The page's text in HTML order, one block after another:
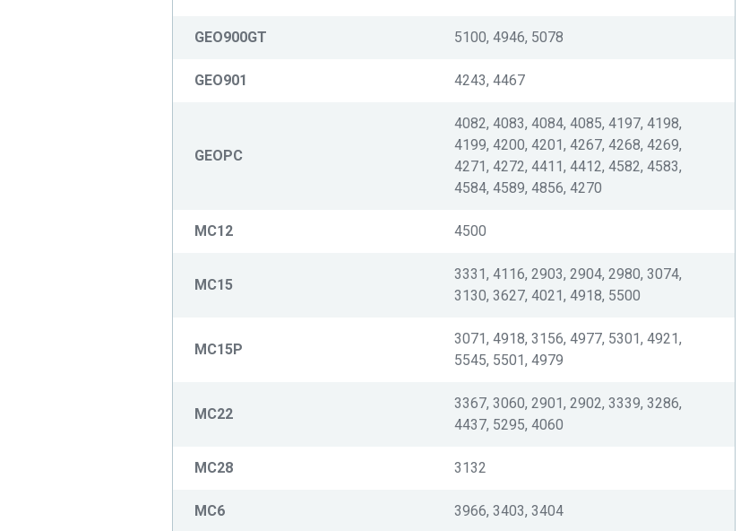
GEO900GT 5100, 4946, 5078
GEO901 4243, 4467
GEOPC
4082, 4083, 4084, 4085, 4197, 4198,
4199, 4200, 4201, 4267, 4268, 4269,
4271, 4272, 4411, 4412, 4582, 4583,
4584, 4589, 4856, 4270
MC12 4500
MC15
3331, 4116, 2903, 2904, 2980, 3074,
3130, 3627, 4021, 4918, 5500
MC15P
3071, 4918, 3156, 4977, 5301, 4921,
5545, 5501, 4979
MC22
3367, 3060, 2901, 2902, 3339, 3286,
4437, 5295, 4060
MC28 3132
MC6 3966, 3403, 3404